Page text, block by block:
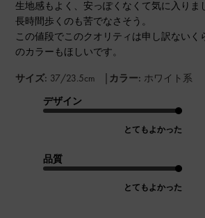
生地感もよく、安っぽくなくて気に入りま
長時間歩くのも苦でなさそう。
この値段でこのクオリティは申し訳ないく
のカラーもほしいです。
サイズ: 37/23.5cm | カラー: ホワイト系
デザイン
とてもよかった
品質
とてもよかった